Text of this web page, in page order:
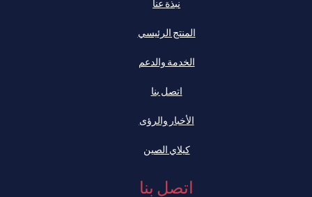
نبذة عنا
المنتج الرئيسي
الخدمة والدعم
اتصل بنا
الأخبار والرؤى
كيلاي الصين
اتصل بنا